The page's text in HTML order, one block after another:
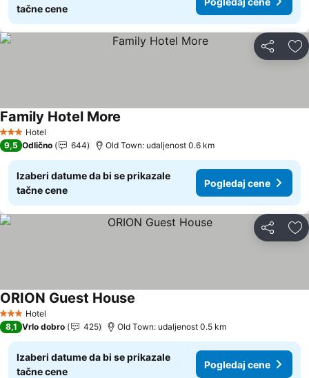
tačne cene
Deli
3 Zvezdice
Hotel
Family Hotel More
9,5 Odlično 644 Old Town: udaljenost 0.6 km
Izaberi datume da bi se prikazale
tačne cene
Pogledaj cene
Deli
3 Zvezdice
Hotel
ORION Guest House
8,1 Vrlo dobro 425 Old Town: udaljenost 0.5 km
Izaberi datume da bi se prikazale
tačne cene
Pogledaj cene